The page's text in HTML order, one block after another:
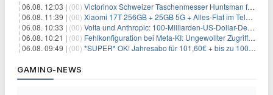
06.08. 12:03 | (00) Victorinox Schweizer Taschenmesser Huntsman für 32,99€
06.08. 11:39 | (00) Xiaomi 17T 256GB + 25GB 5G + Alles-Flat im Telekom-Netz für 9,99€/Monat
06.08. 10:33 | (00) Volta und Anthropic: 100-Milliarden-US-Dollar-Deal für KI-Rechenleistung
06.08. 10:21 | (00) Fehlkonfiguration bei Meta-KI: Ungewollter Zugriff auf fremde Systeme
06.08. 09:49 | (00) *SUPER* OK! Jahresabo für 101,60€ + bis zu 100€ Prämie
GAMING-NEWS